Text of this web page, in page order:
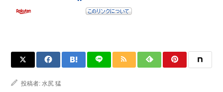
投稿者: 水尻 猛